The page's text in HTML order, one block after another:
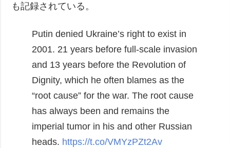
も記録されている。
Putin denied Ukraine’s right to exist in
2001. 21 years before full-scale invasion
and 13 years before the Revolution of
Dignity, which he often blames as the
“root cause” for the war. The root cause
has always been and remains the
imperial tumor in his and other Russian
heads. https://t.co/VMYzPZt2Av